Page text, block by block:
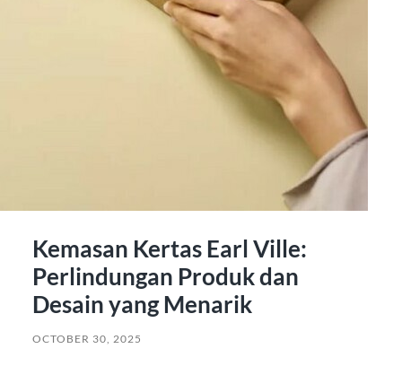
Kemasan Kertas Earl Ville:
Perlindungan Produk dan
Desain yang Menarik
OCTOBER 30, 2025